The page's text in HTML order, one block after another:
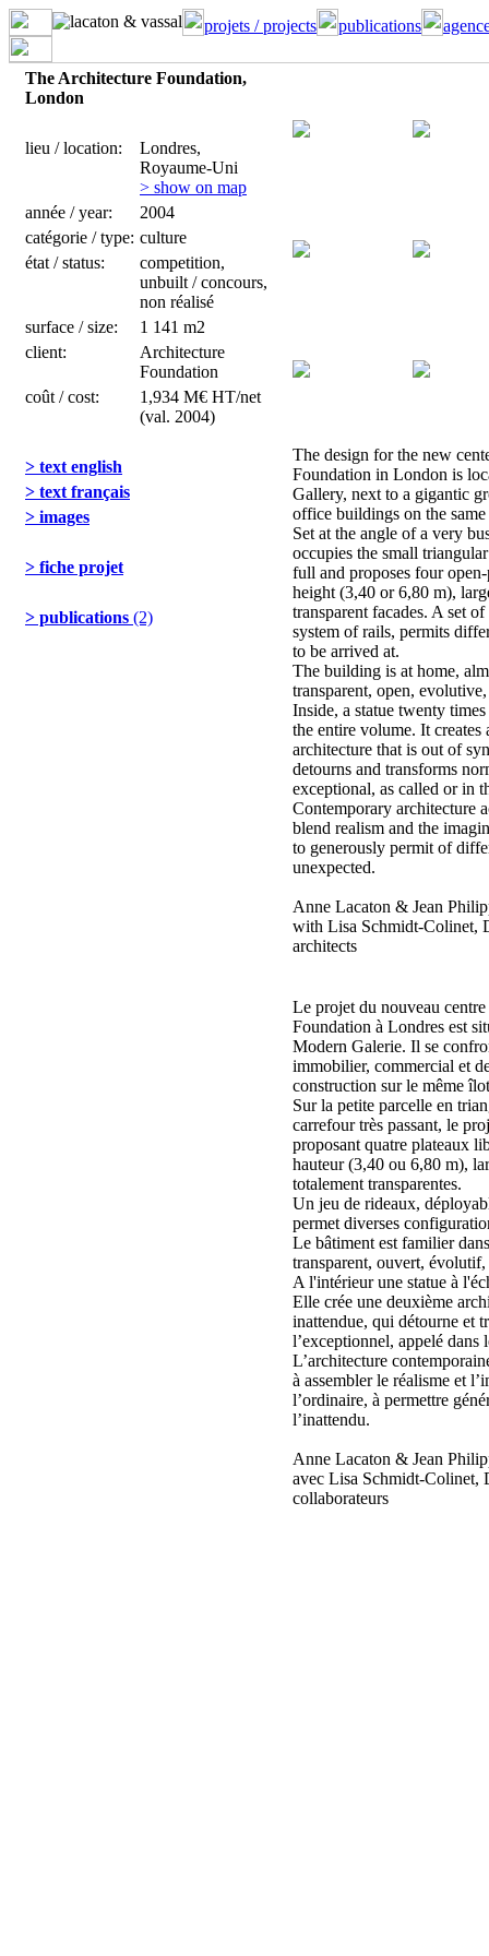
projets / projects publications
The Architecture Foundation,
London
lieu / location:
Londres,
Royaume-Uni
> show on map
année / year:
2004
catégorie / type: culture
état / status:
competition,
unbuilt / concours,
non réalisé
surface / size:
1 141 m2
client:
Architecture
Foundation
coût / cost:
1,934 M€ HT/net
(val. 2004)
> text english
> text français
> images
> fiche projet
> publications (2)
The design for the new
Foundation in London is
Gallery, next to a gigantic
office buildings on the
Set at the angle of a very
occupies the small
full and proposes four
height (3,40 or 6,80 m),
transparent facades. A set
system of rails, permits
to be arrived at.
The building is at home,
transparent, open,
Inside, a statue twenty
the entire volume. It creates
architecture that is out of
detourns and transforms
exceptional, as called or in
Contemporary architecture
blend realism and the
to generously permit of
unexpected.
Anne Lacaton & Jean
with Lisa Schmidt-Colinet,
architects
Le projet du nouveau
Foundation à Londres est
Modern Galerie. Il se
immobilier, commercial et
construction sur le même
Sur la petite parcelle en
carrefour très passant, le
proposant quatre plateaux
hauteur (3,40 ou 6,80 m),
totalement transparentes.
Un jeu de rideaux,
permet diverses
Le bâtiment est familier
transparent, ouvert,
A l'intérieur une statue à
Elle crée une deuxième
inattendue, qui détourne et
l’exceptionnel, appelé dans
L’architecture
à assembler le réalisme et
l’ordinaire, à permettre
l’inattendu.
Anne Lacaton & Jean
avec Lisa Schmidt-Colinet,
collaborateurs